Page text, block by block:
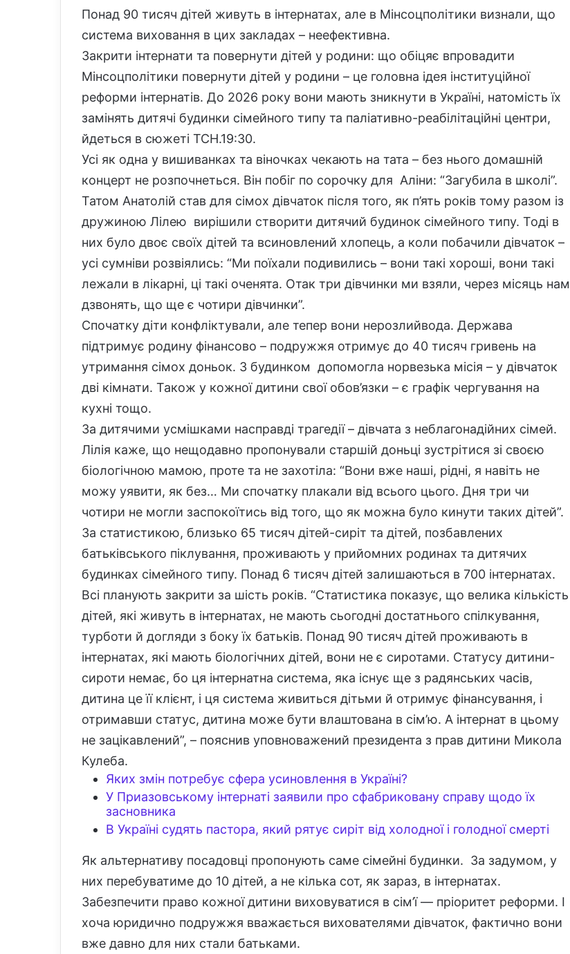
Понад 90 тисяч дітей живуть в інтернатах, але в Мінсоцполітики визнали, що
система виховання в цих закладах – неефективна.
Закрити інтернати та повернути дітей у родини: що обіцяє впровадити
Мінсоцполітики повернути дітей у родини – це головна ідея інституційної
реформи інтернатів. До 2026 року вони мають зникнути в Україні, натомість їх
замінять дитячі будинки сімейного типу та паліативно-реабілітаційні центри,
йдеться в сюжеті ТСН.19:30.
Усі як одна у вишиванках та віночках чекають на тата – без нього домашній
концерт не розпочнеться. Він побіг по сорочку для Аліни: “Загубила в школі”.
Татом Анатолій став для сімох дівчаток після того, як п’ять років тому разом із
дружиною Лілею вирішили створити дитячий будинок сімейного типу. Тоді в
них було двоє своїх дітей та всиновлений хлопець, а коли побачили дівчаток –
усі сумніви розвіялись: “Ми поїхали подивились – вони такі хороші, вони такі
лежали в лікарні, ці такі оченята. Отак три дівчинки ми взяли, через місяць нам
дзвонять, що ще є чотири дівчинки”.
Спочатку діти конфліктували, але тепер вони нерозлийвода. Держава
підтримує родину фінансово – подружжя отримує до 40 тисяч гривень на
утримання сімох доньок. З будинком допомогла норвезька місія – у дівчаток
дві кімнати. Також у кожної дитини свої обов’язки – є графік чергування на
кухні тощо.
За дитячими усмішками насправді трагедії – дівчата з неблагонадійних сімей.
Лілія каже, що нещодавно пропонували старшій доньці зустрітися зі своєю
біологічною мамою, проте та не захотіла: “Вони вже наші, рідні, я навіть не
можу уявити, як без… Ми спочатку плакали від всього цього. Дня три чи
чотири не могли заспокоїтись від того, що як можна було кинути таких дітей”.
За статистикою, близько 65 тисяч дітей-сиріт та дітей, позбавлених
батьківського піклування, проживають у прийомних родинах та дитячих
будинках сімейного типу. Понад 6 тисяч дітей залишаються в 700 інтернатах.
Всі планують закрити за шість років. “Статистика показує, що велика кількість
дітей, які живуть в інтернатах, не мають сьогодні достатнього спілкування,
турботи й догляди з боку їх батьків. Понад 90 тисяч дітей проживають в
інтернатах, які мають біологічних дітей, вони не є сиротами. Статусу дитини-
сироти немає, бо ця інтернатна система, яка існує ще з радянських часів,
дитина це її клієнт, і ця система живиться дітьми й отримує фінансування, і
отримавши статус, дитина може бути влаштована в сім’ю. А інтернат в цьому
не зацікавлений”, – пояснив уповноважений президента з прав дитини Микола
Кулеба.
Яких змін потребує сфера усиновлення в Україні?
У Приазовському інтернаті заявили про сфабриковану справу щодо їх
засновника
В Україні судять пастора, який рятує сиріт від холодної і голодної смерті
Як альтернативу посадовці пропонують саме сімейні будинки. За задумом, у
них перебуватиме до 10 дітей, а не кілька сот, як зараз, в інтернатах.
Забезпечити право кожної дитини виховуватися в сім’ї — пріоритет реформи. І
хоча юридично подружжя вважається вихователями дівчаток, фактично вони
вже давно для них стали батьками.